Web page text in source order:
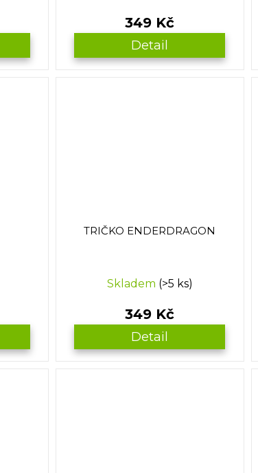
349 Kč
Detail
TRIČKO ENDERDRAGON
Skladem (>5 ks)
349 Kč
Detail